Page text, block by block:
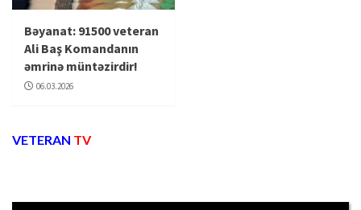
Bəyanat: 91500 veteran
Ali Baş Komandanın
əmrinə müntəzirdir!
06.03.2026
VETERAN TV